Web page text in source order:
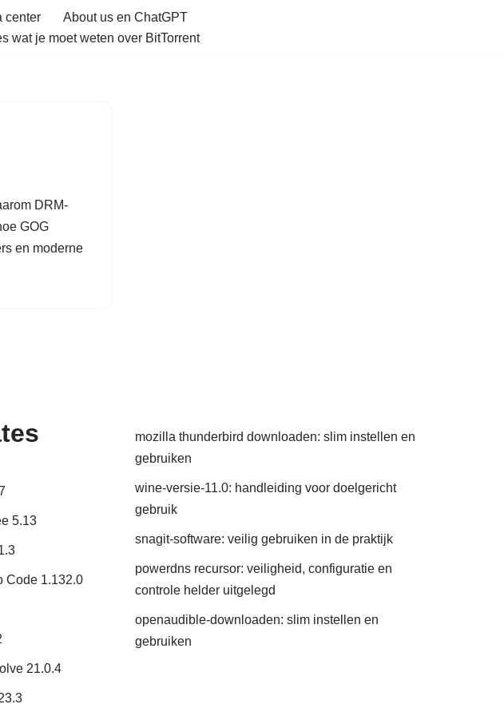
center
About us en ChatGPT
wat je moet weten over BitTorrent
DRM-
GOG
en moderne
5.13
Code 1.132.0
21.0.4
mozilla thunderbird downloaden: slim instellen en
gebruiken
wine-versie-11.0: handleiding voor doelgericht
gebruik
snagit-software: veilig gebruiken in de praktijk
powerdns recursor: veiligheid, configuratie en
controle helder uitgelegd
openaudible-downloaden: slim instellen en
gebruiken